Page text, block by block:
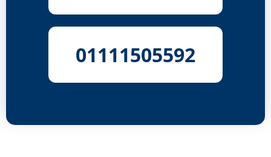
01111505592